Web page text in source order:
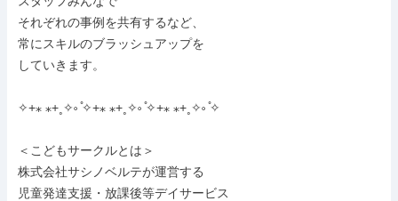
それぞれの事例を共有するなど、
常にスキルのブラッシュアップを
していきます。
✧+⁎ ⁎+˳✧༚ ̊✧+⁎ ⁎+˳✧༚ ̊✧+⁎ ⁎+˳✧༚ ̊✧
＜こどもサークルとは＞
株式会社サシノベルテが運営する
児童発達支援・放課後等デイサービス